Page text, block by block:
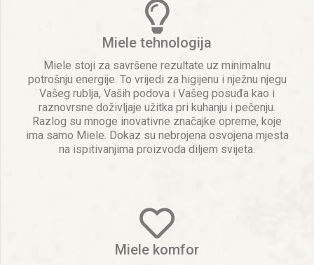
Miele tehnologija
Miele stoji za savršene rezultate uz minimalnu
potrošnju energije. To vrijedi za higijenu i nježnu njegu
Vašeg rublja, Vaših podova i Vašeg posuđa kao i
raznovrsne doživljaje užitka pri kuhanju i pečenju.
Razlog su mnoge inovativne značajke opreme, koje
ima samo Miele. Dokaz su nebrojena osvojena mjesta
na ispitivanjima proizvoda diljem svijeta.
Miele komfor